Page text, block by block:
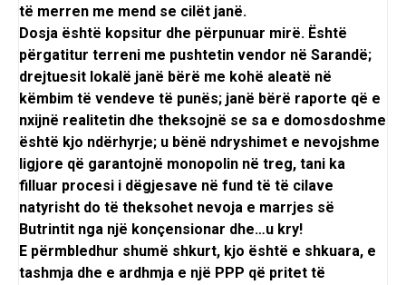
të merren me mend se cilët janë.
Dosja është kopsitur dhe përpunuar mirë. Është
përgatitur terreni me pushtetin vendor në Sarandë;
drejtuesit lokalë janë bërë me kohë aleatë në
këmbim të vendeve të punës; janë bërë raporte që e
nxijnë realitetin dhe theksojnë se sa e domosdoshme
është kjo ndërhyrje; u bënë ndryshimet e nevojshme
ligjore që garantojnë monopolin në treg, tani ka
filluar procesi i dëgjesave në fund të të cilave
natyrisht do të theksohet nevoja e marrjes së
Butrintit nga një konçensionar dhe…u kry!
E përmbledhur shumë shkurt, kjo është e shkuara, e
tashmja dhe e ardhmja e një PPP që pritet të